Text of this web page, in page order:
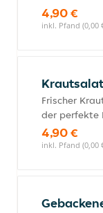
4,90 €
inkl. Pfand (0,00
Krautsalat
Frischer
der perfekte
4,90 €
inkl. Pfand (0,00